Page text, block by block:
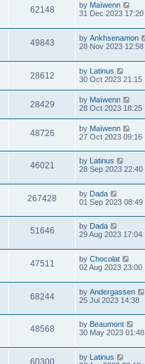
62148 by Maïwenn
31 Dec 2023 17:20
49843 by Ankhsenamon
28 Nov 2023 12:58
28612 by Latinus
30 Oct 2023 21:15
28429 by Maïwenn
28 Oct 2023 18:25
48726 by Maïwenn
27 Oct 2023 09:16
46021 by
Latinus
28 Sep 2023 22:40
267428 by Dada
01 Sep 2023 08:49
51646 by Dada
29 Aug 2023 17:04
47511 by Chocolat
02 Aug 2023 23:00
68244 by Andergassen
25 Jul 2023 14:38
48568 by Beaumont
30 May 2023 01:48
60300 by Latinus